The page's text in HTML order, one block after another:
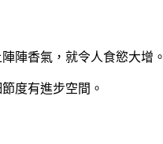
陣香氣，就令人食慾大增。
度有進步空間。